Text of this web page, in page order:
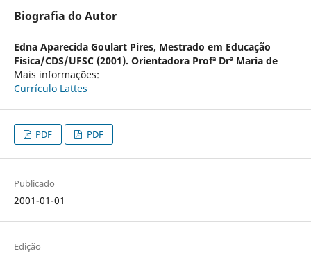
Biografia do Autor
Edna Aparecida Goulart Pires, Mestrado em Educação
Física/CDS/UFSC (2001). Orientadora Profª Drª Maria de
Mais informações:
Currículo Lattes
PDF PDF
Publicado
2001-01-01
Edição